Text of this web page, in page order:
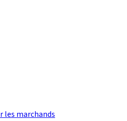
les marchands